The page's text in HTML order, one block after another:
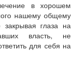
в хорошем
нашему общему
закрывая глаза на
власть, не
для себя на